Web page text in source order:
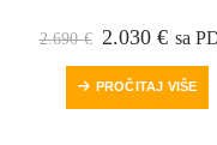
2.690€ Izvorna
bila
2.030€
je:
sa
PROČITAJ VIŠE